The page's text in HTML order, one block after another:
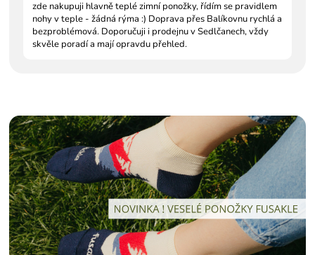
zde nakupuji hlavně teplé zimní ponožky, řídím se pravidlem
nohy v teple - žádná rýma :) Doprava přes Balíkovnu rychlá a
bezproblémová. Doporučuji i prodejnu v Sedlčanech, vždy
skvěle poradí a mají opravdu přehled.